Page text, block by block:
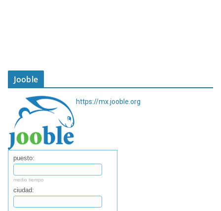
Jooble
https://mx.jooble.org
puesto:
medio tiempo
ciudad: